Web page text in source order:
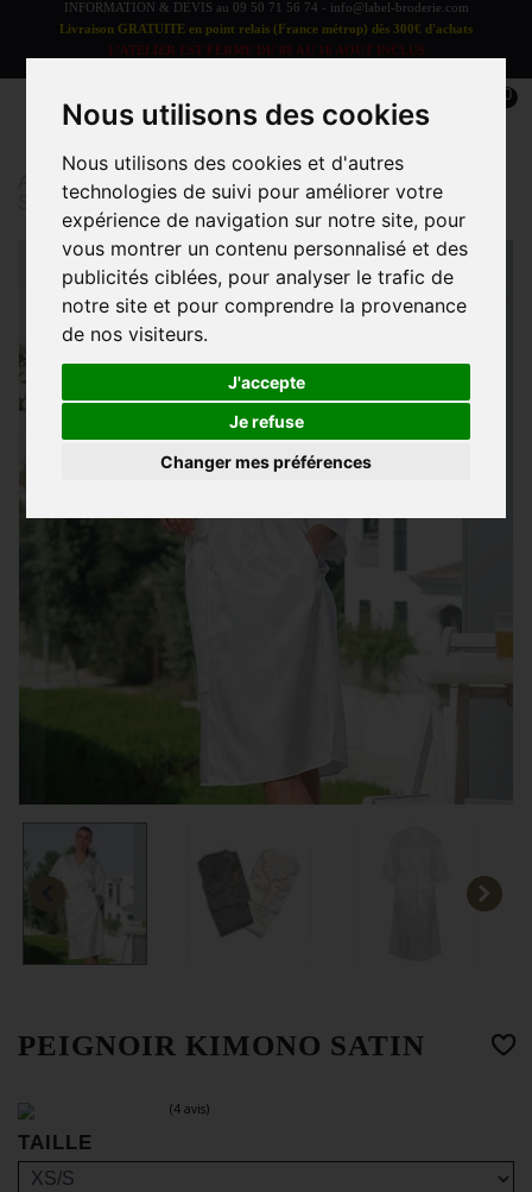
Nous utilisons des cookies
Nous utilisons des cookies et d'autres
technologies de suivi pour améliorer votre
expérience de navigation sur notre site, pour
vous montrer un contenu personnalisé et des
publicités ciblées, pour analyser le trafic de
notre site et pour comprendre la provenance
de nos visiteurs.
J'accepte
Je refuse
Changer mes préférences
INFORMATION & DEVIS au 09 50 71 56 74 - info@label-broderie.com
Livraison GRATUITE en point relais (France métrop) dès 300€ d'achats
L'ATELIER EST FERME DU 08 AU 16 AOUT INCLUS
0
Accueil > Linge de bain > LINGE DE BAIN ADULTE
> Peignoir Kimono satin
PEIGNOIR KIMONO SATIN
TAILLE